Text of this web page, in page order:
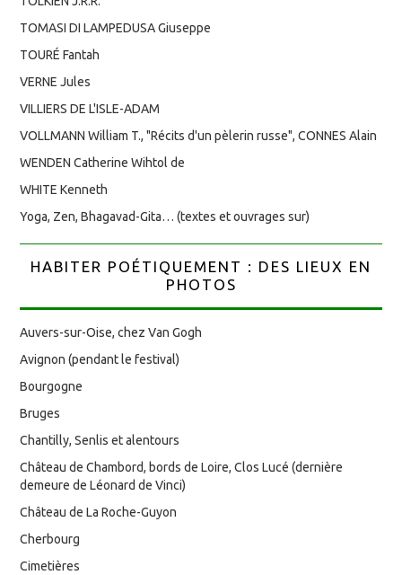
TOMASI DI LAMPEDUSA Giuseppe
TOURÉ Fantah
VERNE Jules
VILLIERS DE L'ISLE-ADAM
VOLLMANN William T., "Récits d'un pèlerin russe", CONNES Alain
WENDEN Catherine Wihtol de
WHITE Kenneth
Yoga, Zen, Bhagavad-Gita… (textes et ouvrages sur)
HABITER POÉTIQUEMENT : DES LIEUX EN
PHOTOS
Auvers-sur-Oise, chez Van Gogh
Avignon (pendant le festival)
Bourgogne
Bruges
Chantilly, Senlis et alentours
Château de Chambord, bords de Loire, Clos Lucé (dernière
demeure de Léonard de Vinci)
Château de La Roche-Guyon
Cherbourg
Cimetières